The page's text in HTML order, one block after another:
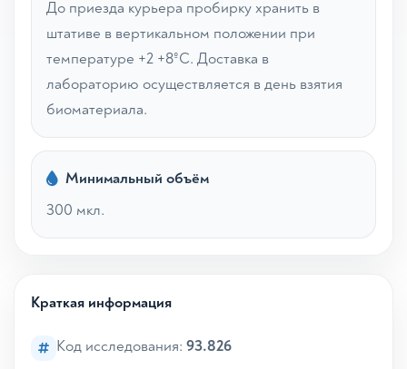
До приезда курьера пробирку хранить в
штативе в вертикальном положении при
температуре +2 +8ºС. Доставка в
лабораторию осуществляется в день взятия
биоматериала.
Минимальный объём
300 мкл.
Краткая информация
Код исследования: 93.826